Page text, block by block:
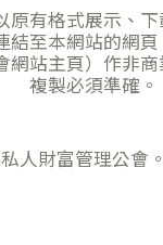
原有格式展示、
結至本網站的網
網站主頁）作非
複製必須準確。
人財富管理公會